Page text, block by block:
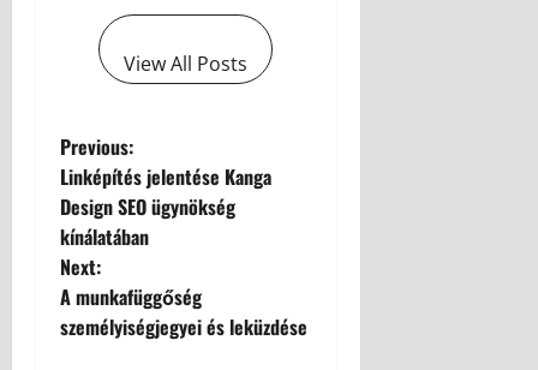
View All Posts
Previous:
Linképítés jelentése Kanga
Design SEO ügynökség
kínálatában
Next:
A munkafüggőség
személyiségjegyei és leküzdése